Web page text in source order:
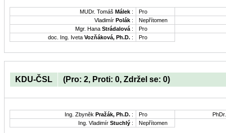
MUDr. Tomáš Málek :
Pro
Vladimír Polák :
Nepřítomen
Mgr. Hana Strádalová :
Pro
doc. Ing. Iveta Vozňáková, Ph.D. : Pro
KDU-ČSL (Pro: 2, Proti: 0, Zdržel se: 0)
Ing. Zbyněk Pražák, Ph.D. : Pro
Ing. Vladimír Stuchlý : Nepřítomen